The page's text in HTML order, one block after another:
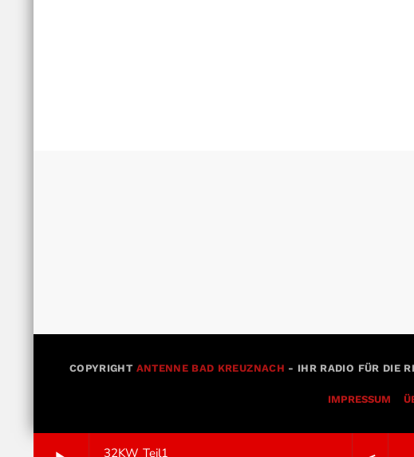
32KW Teil1
COPYRIGHT ANTENNE BAD KREUZNACH - IHR RADIO FÜR DIE
IMPRESSUM